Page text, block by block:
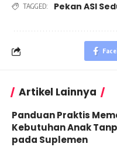
TAGGED: Pekan ASI
Artikel Lainnya
Panduan Praktis
Kebutuhan Anak
pada Suplemen